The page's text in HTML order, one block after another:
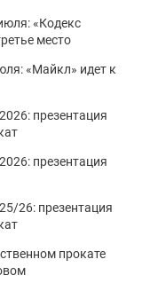
«Кодекс
место
«Майкл» идет к
презентация
презентация
26: презентация
прокате